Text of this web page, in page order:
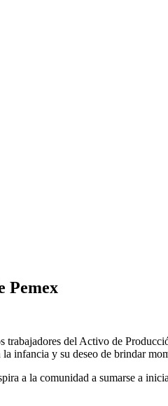
Pemex
del Activo de
y su deseo de brindar
a la comunidad a sumarse a